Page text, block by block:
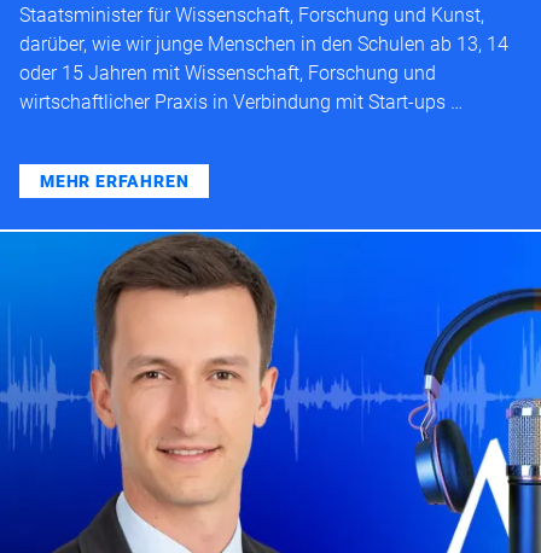
Staatsminister für Wissenschaft, Forschung und Kunst,
darüber, wie wir junge Menschen in den Schulen ab 13, 14
oder 15 Jahren mit Wissenschaft, Forschung und
wirtschaftlicher Praxis in Verbindung mit Start-ups …
MEHR ERFAHREN